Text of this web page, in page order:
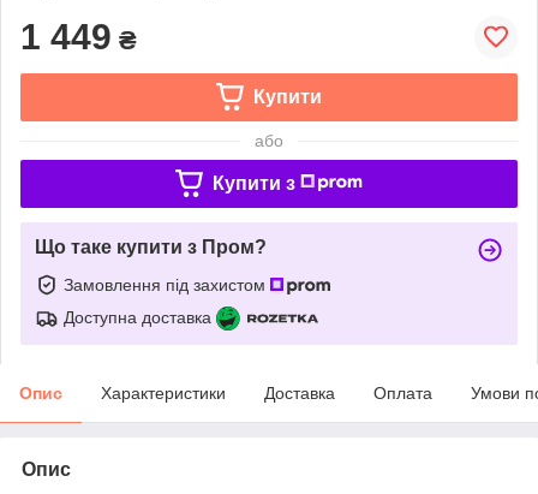
1 449 ₴
Купити
або
Купити з
Що таке купити з Пром?
Замовлення під захистом
Доступна доставка
Опис Характеристики Доставка Оплата Умови
Опис